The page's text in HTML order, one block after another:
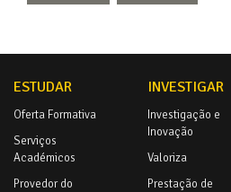
ESTUDAR
Oferta Formativa
Serviços
Académicos
Provedor do
INVESTIGAR
Investigação e
Inovação
Valoriza
Prestação de